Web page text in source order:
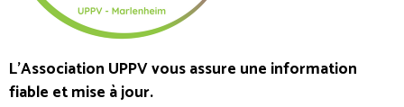
L'Association UPPV vous assure une information
fiable et mise à jour.